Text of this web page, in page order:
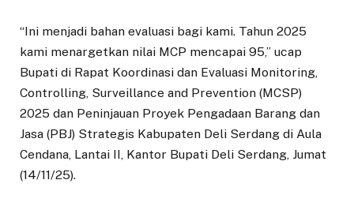
“Ini menjadi bahan evaluasi bagi kami. Tahun 2025
kami menargetkan nilai MCP mencapai 95,” ucap
Bupati di Rapat Koordinasi dan Evaluasi Monitoring,
Controlling, Surveillance and Prevention (MCSP)
2025 dan Peninjauan Proyek Pengadaan Barang dan
Jasa (PBJ) Strategis Kabupaten Deli Serdang di Aula
Cendana, Lantai II, Kantor Bupati Deli Serdang, Jumat
(14/11/25).